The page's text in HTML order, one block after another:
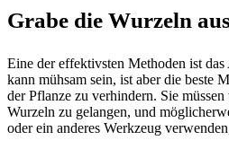
Grabe die Wurzeln aus
Eine der effektivsten Methoden ist
kann mühsam sein, ist aber die beste
der Pflanze zu verhindern. Sie
Wurzeln zu gelangen, und
oder ein anderes Werkzeug